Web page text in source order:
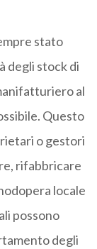
stato
degli stock di
al
Questo
o gestori
rifabbricare
locale
possono
degli